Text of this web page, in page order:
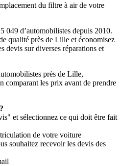
du filtre à air de votre
049 d’automobilistes depuis 2010.
qualité près de Lille et économisez
devis sur diverses réparations et
près de Lille,
comparant les prix avant de prendre
et sélectionnez ce qui doit être fait
de votre voiture
souhaitez recevoir les devis des